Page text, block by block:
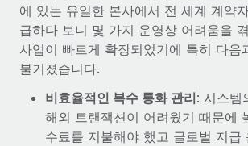
에 있는 유일한 본사에서 전 세계 계약
급하다 보니 몇 가지 운영상 어려움을
사업이 빠르게 확장되었기에 특히 다음
불거졌습니다.
비효율적인 복수 통화 관리: 시스템
해외 트랜잭션이 어려웠기 때문에
수료를 지불해야 했고 글로벌 지급